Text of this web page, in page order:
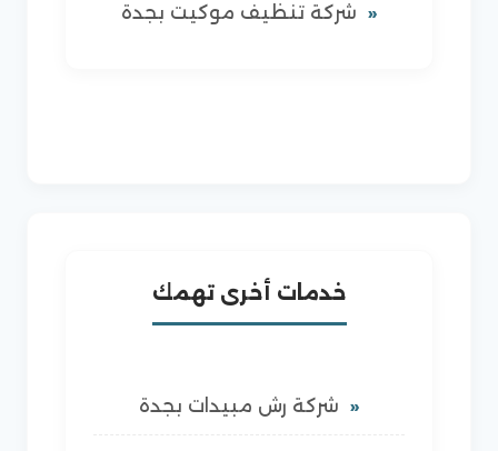
شركة تنظيف موكيت بجدة
خدمات أخرى تهمك
شركة رش مبيدات بجدة